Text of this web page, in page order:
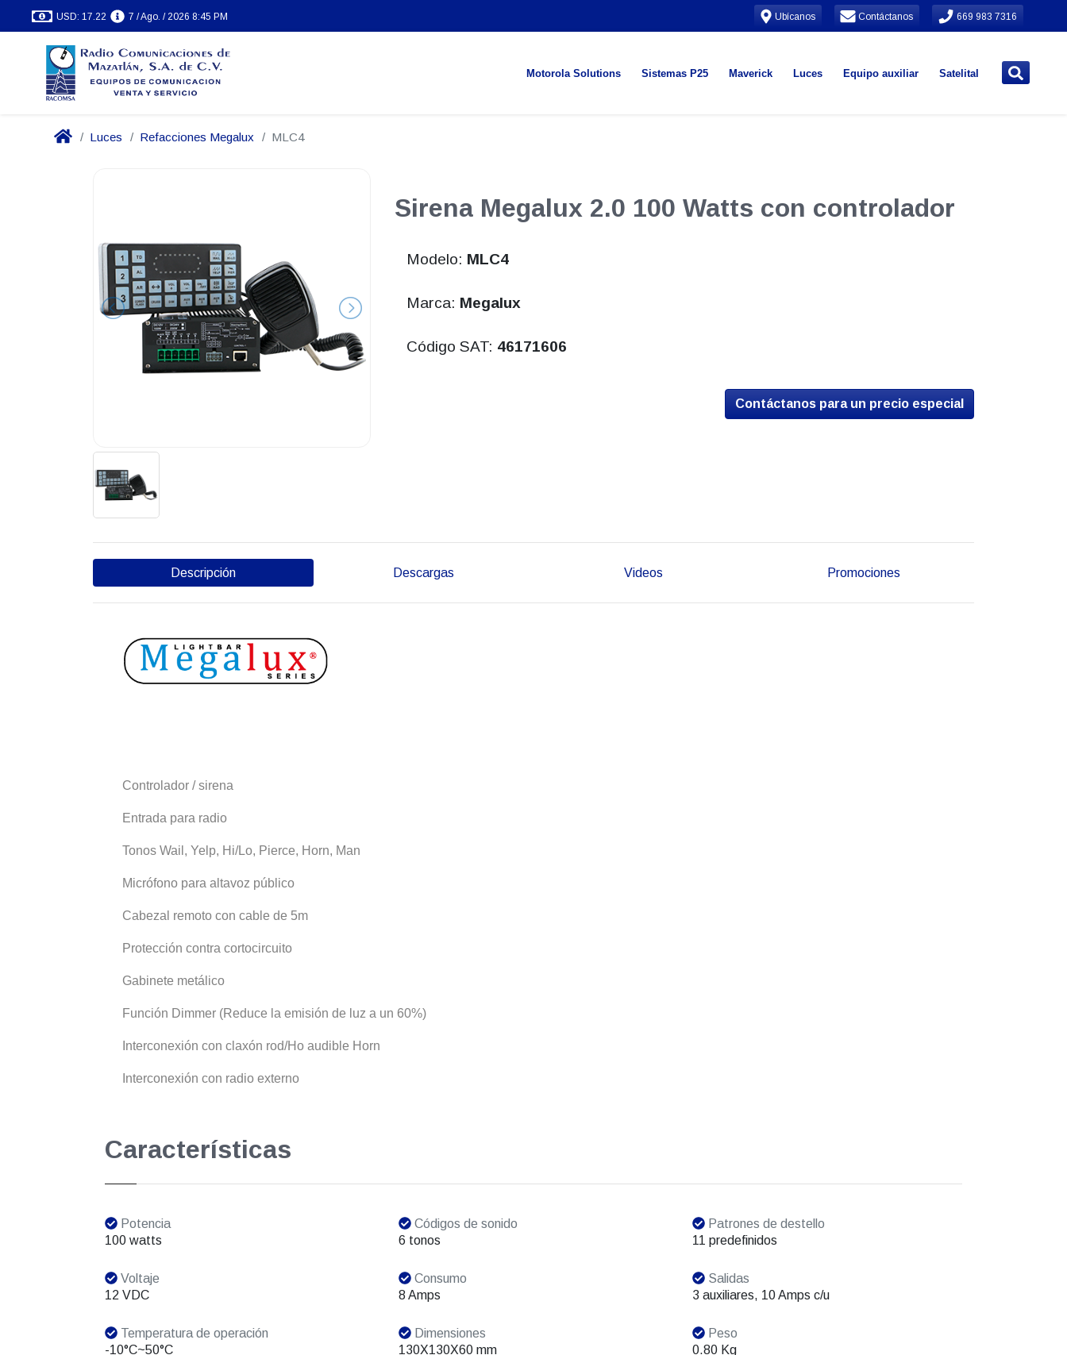
USD: 17.22 7 / Ago. / 2026 8:45 PM Ubícanos Contáctanos 669 983 7316
Motorola Solutions Sistemas P25 Maverick Luces Equipo auxiliar Satelital
Luces Refacciones Megalux MLC4
Sirena Megalux 2.0 100 Watts con controlador
Modelo: MLC4
Marca: Megalux
Código SAT: 46171606
Contáctanos para un precio especial
Descripción Descargas Videos Promociones
Controlador / sirena
Entrada para radio
Tonos Wail, Yelp, Hi/Lo, Pierce, Horn, Man
Micrófono para altavoz público
Cabezal remoto con cable de 5m
Protección contra cortocircuito
Gabinete metálico
Función Dimmer (Reduce la emisión de luz a un 60%)
Interconexión con claxón rod/Ho audible Horn
Interconexión con radio externo
Características
Potencia
100 watts
Códigos de sonido
6 tonos
Patrones de destello
11 predefinidos
Voltaje
12 VDC
Consumo
8 Amps
Salidas
3 auxiliares, 10 Amps c/u
Temperatura de operación
-10°C~50°C
Dimensiones
130X130X60 mm
Peso
0.80 Kg